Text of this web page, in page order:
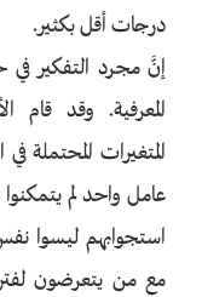
درجات أقل بكثير.
إنَّ مجرد التفكير
المعرفية. وقد قام
المتغيرات المحتملة
عامل واحد لم يتمكنوا
استجوابهم ليسوا
مع من يتعرضون